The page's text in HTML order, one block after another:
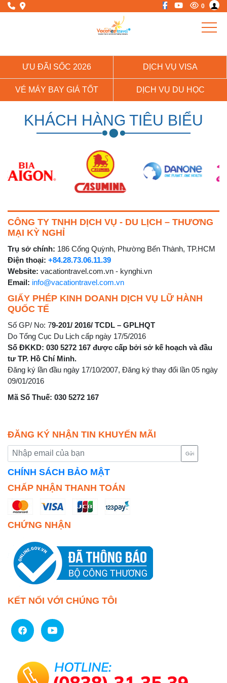
0
ƯU ĐÃI SỐC 2026 DỊCH VỤ VISA
VÉ MÁY BAY GIÁ TỐT DỊCH VỤ DU HỌC
KHÁCH HÀNG TIÊU BIỂU
CÔNG TY TNHH DỊCH VỤ - DU LỊCH – THƯƠNG
MẠI KỲ NGHỈ
Trụ sở chính: 186 Cống Quỳnh, Phường Bến Thành, TP.HCM
Điện thoại: +84.28.73.06.11.39
Website: vacationtravel.com.vn - kynghi.vn
Email: info@vacationtravel.com.vn
GIẤY PHÉP KINH DOANH DỊCH VỤ LỮ HÀNH
QUỐC TẾ
Số GP/ No: 79-201/ 2016/ TCDL – GPLHQT
Do Tổng Cục Du Lịch cấp ngày 17/5/2016
Số ĐKKD: 030 5272 167 được cấp bởi sở kế hoạch và đầu
tư TP. Hồ Chí Minh.
Đăng ký lần đầu ngày 17/10/2007, Đăng ký thay đổi lần 05 ngày
09/01/2016
Mã Số Thuế: 030 5272 167
ĐĂNG KÝ NHẬN TIN KHUYẾN MÃI
Gửi
CHÍNH SÁCH BẢO MẬT
CHẤP NHẬN THANH TOÁN
CHỨNG NHẬN
KẾT NỐI VỚI CHÚNG TÔI